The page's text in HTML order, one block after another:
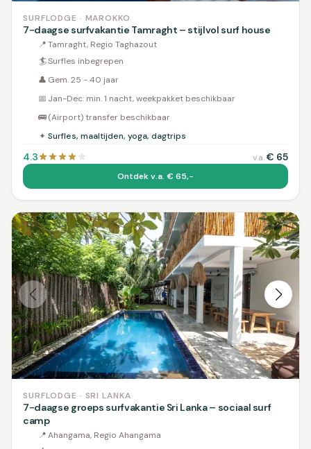
SURFLODGE · MAROKKO
7-daagse surfvakantie Tamraght – stijlvol surf house
📍Tamraght, Regio Taghazout
🏄Surfles inbegrepen
👤 Gem. 25 - 40 jaar
📅 Jan-Dec: min. 1 nacht, weekpakket beschikbaar
🚌(Airport) transfer beschikbaar
✦ Surfles, maaltijden, yoga, dagtrips
4.3 v.a.€ 65
Ontdek v.a. € 65,-
SURFLODGE · SRI LANKA
7-daagse groeps surfvakantie Sri Lanka – sociaal surf
camp
📍Ahangama, Regio Ahangama